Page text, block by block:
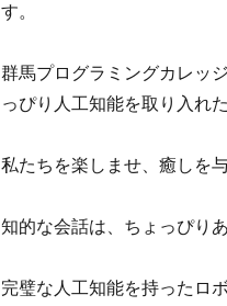
す。
群馬プログラミングカレッ
っぴり人工知能を取り入れ
私たちを楽しませ、癒しを
知的な会話は、ちょっぴり
完璧な人工知能を持ったロ